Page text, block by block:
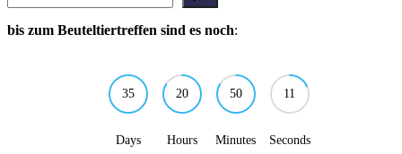
bis zum Beuteltiertreffen sind es noch:
35 20 50 11
Days Hours Minutes Seconds